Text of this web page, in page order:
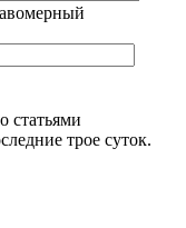
статьями
трое суток.